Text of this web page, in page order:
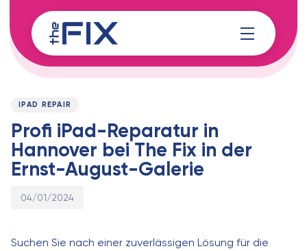
links
to
content
PUBLISHED
IPAD REPAIR
Profi iPad-Reparatur in
Hannover bei The Fix in der
Ernst-August-Galerie
Published
04/01/2024
Suchen Sie nach einer zuverlässigen Lösung für die